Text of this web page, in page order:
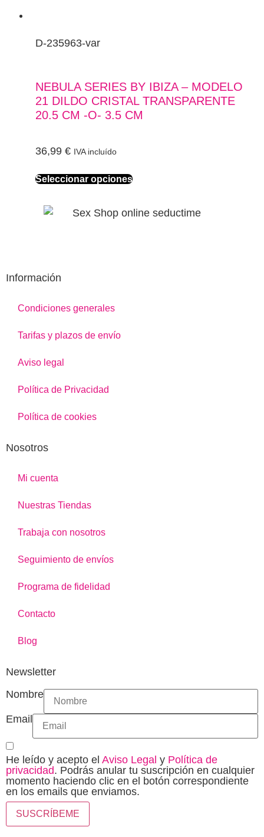
D-235963-var
NEBULA SERIES BY IBIZA – MODELO
21 DILDO CRISTAL TRANSPARENTE
20.5 CM -O- 3.5 CM
36,99 € IVA incluído
Seleccionar opciones
Información
Condiciones generales
Tarifas y plazos de envío
Aviso legal
Política de Privacidad
Política de cookies
Nosotros
Mi cuenta
Nuestras Tiendas
Trabaja con nosotros
Seguimiento de envíos
Programa de fidelidad
Contacto
Blog
Newsletter
Nombre
Email
He leído y acepto el Aviso Legal y Política de
privacidad. Podrás anular tu suscripción en cualquier
momento haciendo clic en el botón correspondiente
en los emails que enviamos.
SUSCRÍBEME